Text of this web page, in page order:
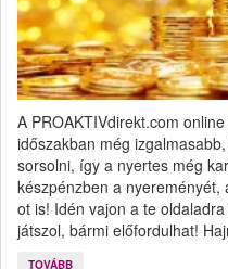
A PROAKTIVdirekt.com
időszakban még
sorsolni, így a nyertes még
készpénzben a
ot is! Idén vajon a te
játszol, bármi előfordulhat!
TOVÁBB